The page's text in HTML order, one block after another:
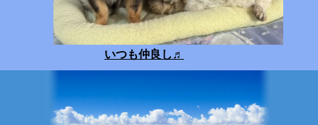
いつも仲良し ♬